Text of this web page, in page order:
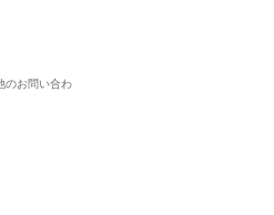
のお問い合わ